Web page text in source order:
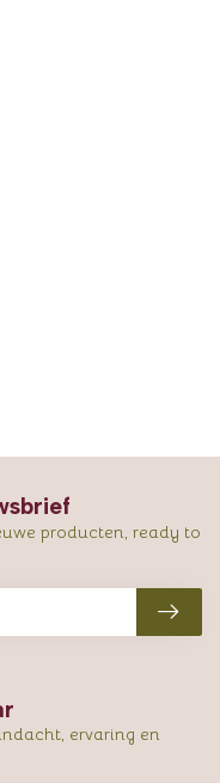
ervaring en
producten, ready to